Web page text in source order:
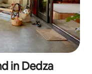
in Dedza